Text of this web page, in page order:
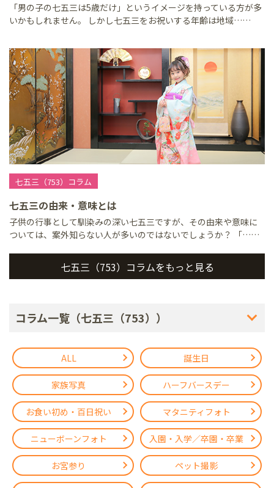
「男の子の七五三は5歳だけ」というイメージを持っている方が多
いかもしれません。 しかし七五三をお祝いする年齢は地域……
七五三（753）コラム
七五三の由来・意味とは
子供の行事として馴染みの深い七五三ですが、その由来や意味に
ついては、案外知らない人が多いのではないでしょうか？ 「……
七五三（753）コラムをもっと見る
コラム一覧（七五三（753））
ALL 誕生日
家族写真 ハーフバースデー
お食い初め・百日祝い マタニティフォト
ニューボーンフォト 入園・入学／卒園・卒業
お宮参り ペット撮影